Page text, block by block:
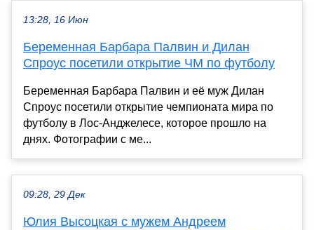
13:28, 16 Июн
Беременная Барбара Палвин и Дилан
Спроус посетили открытие ЧМ по футболу
Беременная Барбара Палвин и её муж Дилан
Спроус посетили открытие чемпионата мира по
футболу в Лос-Анджелесе, которое прошло на
днях. Фотографии с ме...
09:28, 29 Дек
Юлия Высоцкая с мужем Андреем